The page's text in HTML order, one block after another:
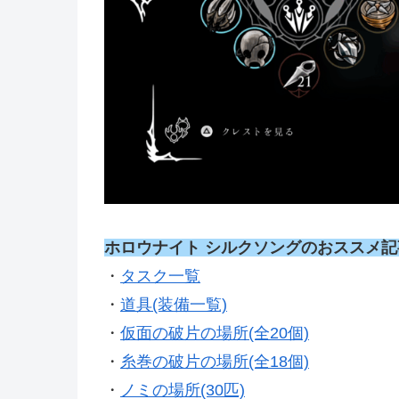
ホロウナイト シルクソングのおススメ
・ タスク一覧
・ 道具(装備一覧)
・ 仮面の破片の場所(全20個)
・ 糸巻の破片の場所(全18個)
・ ノミの場所(30匹)